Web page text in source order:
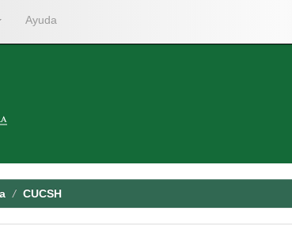
Ayuda
CUCSH